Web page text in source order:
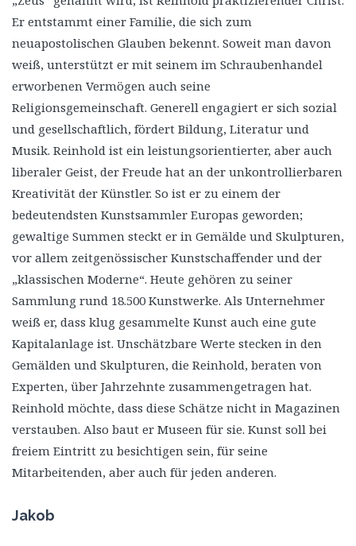
Er entstammt einer Familie, die sich zum
neuapostolischen Glauben bekennt. Soweit man davon
weiß, unterstützt er mit seinem im Schraubenhandel
erworbenen Vermögen auch seine
Religionsgemeinschaft. Generell engagiert er sich sozial
und gesellschaftlich, fördert Bildung, Literatur und
Musik. Reinhold ist ein leistungsorientierter, aber auch
liberaler Geist, der Freude hat an der unkontrollierbaren
Kreativität der Künstler. So ist er zu einem der
bedeutendsten Kunstsammler Europas geworden;
gewaltige Summen steckt er in Gemälde und Skulpturen,
vor allem zeitgenössischer Kunstschaffender und der
„klassischen Moderne“. Heute gehören zu seiner
Sammlung rund 18.500 Kunstwerke. Als Unternehmer
weiß er, dass klug gesammelte Kunst auch eine gute
Kapitalanlage ist. Unschätzbare Werte stecken in den
Gemälden und Skulpturen, die Reinhold, beraten von
Experten, über Jahrzehnte zusammengetragen hat.
Reinhold möchte, dass diese Schätze nicht in Magazinen
verstauben. Also baut er Museen für sie. Kunst soll bei
freiem Eintritt zu besichtigen sein, für seine
Mitarbeitenden, aber auch für jeden anderen.
Jakob